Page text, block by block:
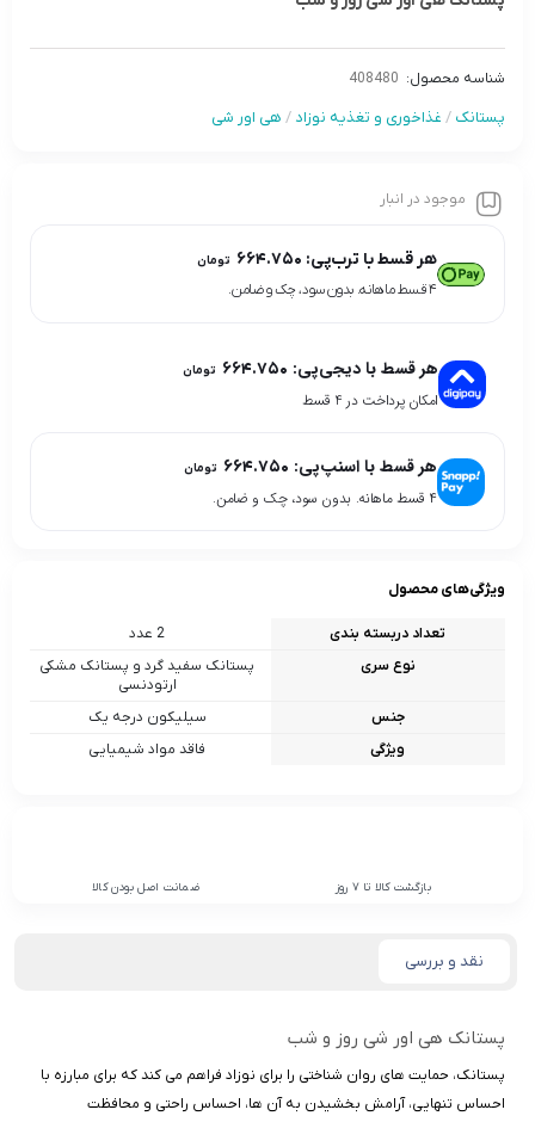
شناسه محصول: 408480
پستانک / غذاخوری و تغذیه نوزاد / هی اور شی
موجود در انبار
هر قسط با ترب‌پی: ۶۶۴.۷۵۰ تومان
۴ قسط ماهانه. بدون سود، چک و ضامن.
هر قسط با دیجی‌پی: ۶۶۴.۷۵۰ تومان
امکان پرداخت در 4 قسط
هر قسط با اسنپ‌پی: ۶۶۴.۷۵۰ تومان
۴ قسط ماهانه. بدون سود، چک و ضامن.
ویژگی‌های محصول
تعداد دربسته بندی
2 عدد
نوع سری
پستانک سفید گرد و پستانک مشکی
ارتودنسی
جنس
سیلیکون درجه یک
ویژگی
فاقد مواد شیمیایی
بازگشت کالا تا 7 روز ضمانت اصل بودن کالا
نقد و بررسی
پستانک هی اور شی روز و شب
پستانک، حمایت های روان شناختی را برای نوزاد فراهم می کند که برای مبارزه با
احساس تنهایی، آرامش بخشیدن به آن ها، احساس راحتی و محافظت